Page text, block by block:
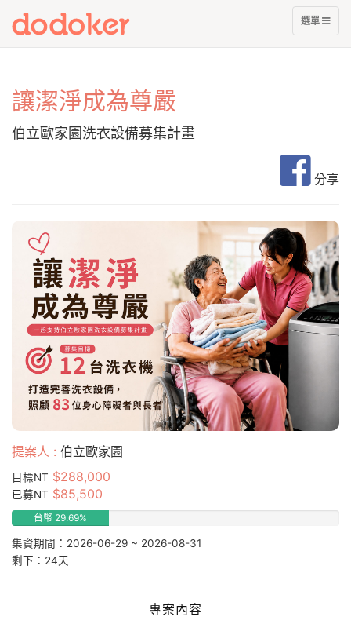
nullnull
展
開
選
選單
讓潔淨成為尊嚴
伯立歐家園洗衣設備募集計畫
分享
提案人 : 伯立歐家園
目標NT $288,000
已募NT $85,500
台幣 29.69%
集資期間：2026-06-29 ~ 2026-08-31
剩下：24天
專案內容